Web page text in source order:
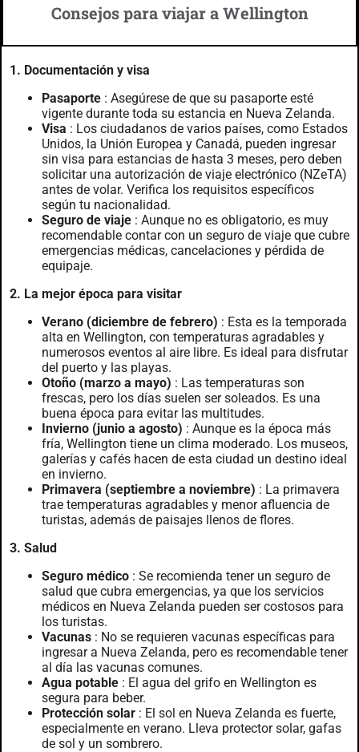
Consejos para viajar a Wellington
1. Documentación y visa
Pasaporte : Asegúrese de que su pasaporte esté
vigente durante toda su estancia en Nueva Zelanda.
Visa : Los ciudadanos de varios países, como Estados
Unidos, la Unión Europea y Canadá, pueden ingresar
sin visa para estancias de hasta 3 meses, pero deben
solicitar una autorización de viaje electrónico (NZeTA)
antes de volar. Verifica los requisitos específicos
según tu nacionalidad.
Seguro de viaje : Aunque no es obligatorio, es muy
recomendable contar con un seguro de viaje que cubre
emergencias médicas, cancelaciones y pérdida de
equipaje.
2. La mejor época para visitar
Verano (diciembre de febrero) : Esta es la temporada
alta en Wellington, con temperaturas agradables y
numerosos eventos al aire libre. Es ideal para disfrutar
del puerto y las playas.
Otoño (marzo a mayo) : Las temperaturas son
frescas, pero los días suelen ser soleados. Es una
buena época para evitar las multitudes.
Invierno (junio a agosto) : Aunque es la época más
fría, Wellington tiene un clima moderado. Los museos,
galerías y cafés hacen de esta ciudad un destino ideal
en invierno.
Primavera (septiembre a noviembre) : La primavera
trae temperaturas agradables y menor afluencia de
turistas, además de paisajes llenos de flores.
3. Salud
Seguro médico : Se recomienda tener un seguro de
salud que cubra emergencias, ya que los servicios
médicos en Nueva Zelanda pueden ser costosos para
los turistas.
Vacunas : No se requieren vacunas específicas para
ingresar a Nueva Zelanda, pero es recomendable tener
al día las vacunas comunes.
Agua potable : El agua del grifo en Wellington es
segura para beber.
Protección solar : El sol en Nueva Zelanda es fuerte,
especialmente en verano. Lleva protector solar, gafas
de sol y un sombrero.